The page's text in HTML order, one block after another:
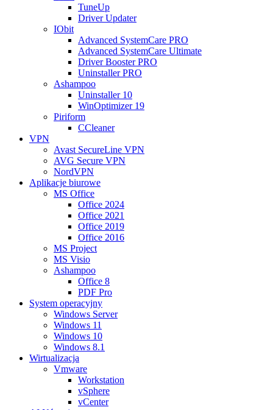
TuneUp
Driver Updater
IObit
Advanced SystemCare PRO
Advanced SystemCare Ultimate
Driver Booster PRO
Uninstaller PRO
Ashampoo
Uninstaller 10
WinOptimizer 19
Piriform
CCleaner
VPN
Avast SecureLine VPN
AVG Secure VPN
NordVPN
Aplikacje biurowe
MS Office
Office 2024
Office 2021
Office 2019
Office 2016
MS Project
MS Visio
Ashampoo
Office 8
PDF Pro
System operacyjny
Windows Server
Windows 11
Windows 10
Windows 8.1
Wirtualizacja
Vmware
Workstation
vSphere
vCenter